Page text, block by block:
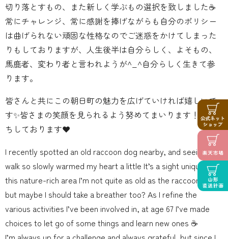
切り落とすもの、また新しく学ぶもの選択を致しました☕️
常にチャレンジ、常に感謝を捧げながらも自分のポリシー
は曲げられない頑固な性格なのでご迷惑をかけてしまった
りもしておりますが、人生後半は自分らしく、よそもの、
馬鹿者、変わり者と言われようが^_^自分らしく生きて参
ります。
皆さんと共にこの朝日町の魅力を広げていければ嬉しいで
す✨皆さまの笑顔を見られるよう努めてまいります！お待
ちしております❤️
I recently spotted an old raccoon dog nearby, and seeing it
walk so slowly warmed my heart a little It’s a sight unique to
this nature-rich area I’m not quite as old as the raccoon dog,
but maybe I should take a breather too? As I refine the
various activities I’ve been involved in, at age 67 I’ve made
choices to let go of some things and learn new ones ☕️